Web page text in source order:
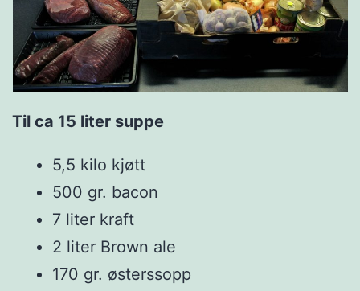
Til ca 15 liter suppe
5,5 kilo kjøtt
500 gr. bacon
7 liter kraft
2 liter Brown ale
170 gr. østerssopp